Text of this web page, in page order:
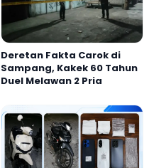
Deretan Fakta Carok di
Sampang, Kakek 60 Tahun
Duel Melawan 2 Pria